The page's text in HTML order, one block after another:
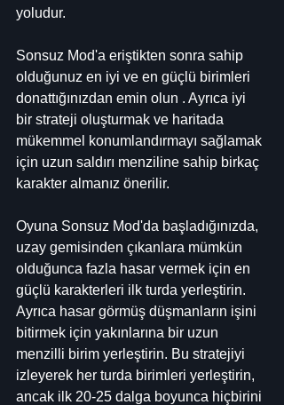
yoludur.
Sonsuz Mod'a eriştikten sonra sahip
olduğunuz en iyi ve en güçlü birimleri
donattığınızdan emin olun . Ayrıca iyi
bir strateji oluşturmak ve haritada
mükemmel konumlandırmayı sağlamak
için uzun saldırı menziline sahip birkaç
karakter almanız önerilir.
Oyuna Sonsuz Mod'da başladığınızda,
uzay gemisinden çıkanlara mümkün
olduğunca fazla hasar vermek için en
güçlü karakterleri ilk turda yerleştirin.
Ayrıca hasar görmüş düşmanların işini
bitirmek için yakınlarına bir uzun
menzilli birim yerleştirin. Bu stratejiyi
izleyerek her turda birimleri yerleştirin,
ancak ilk 20-25 dalga boyunca hiçbirini